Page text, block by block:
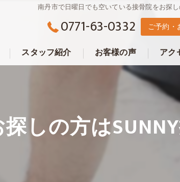
南丹市で日曜日でも空いている接骨院をお探
0771-63-0332 ご予約・
スタッフ紹介 お客様の声 アク
サニー
しの方は